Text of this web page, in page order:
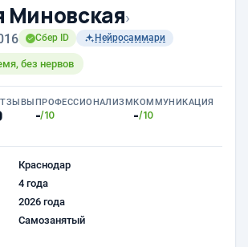
Миновская›
Сбер ID Нейросаммари
без нервов
ПРОФЕССИОНАЛИЗМ
-/10
КОММУНИКАЦИЯ
-/10
Краснодар
4 года
2026 года
Самозанятый